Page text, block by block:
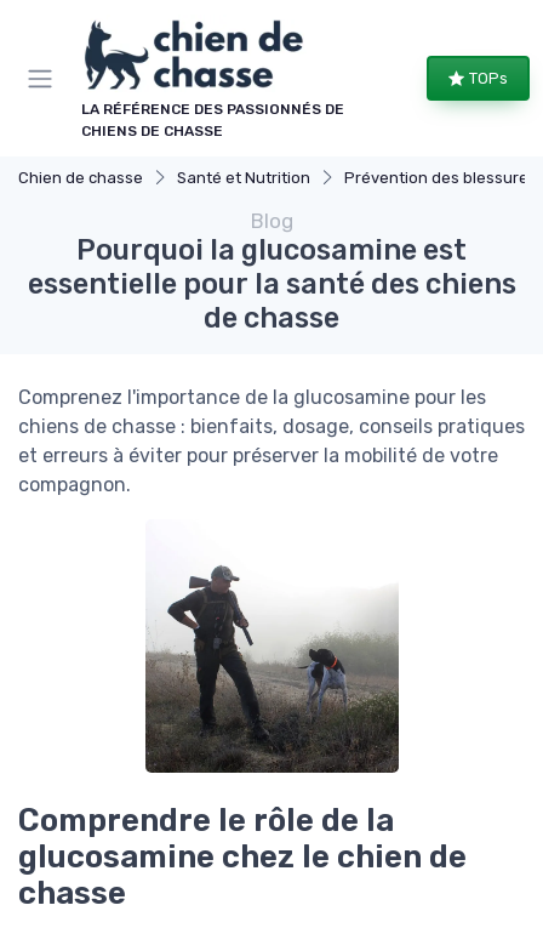
LA RÉFÉRENCE DES PASSIONNÉS DE
CHIENS DE CHASSE
TOPs
Chien de chasse Santé et Nutrition Prévention des blessures
Blog
Pourquoi la glucosamine est
essentielle pour la santé des chiens
de chasse
Comprenez l'importance de la glucosamine pour les
chiens de chasse : bienfaits, dosage, conseils pratiques
et erreurs à éviter pour préserver la mobilité de votre
compagnon.
Comprendre le rôle de la
glucosamine chez le chien de
chasse
Panneau de gestion des cookies